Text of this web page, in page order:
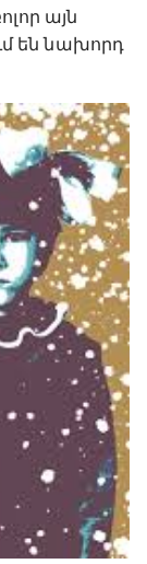
այն
են նախորդ